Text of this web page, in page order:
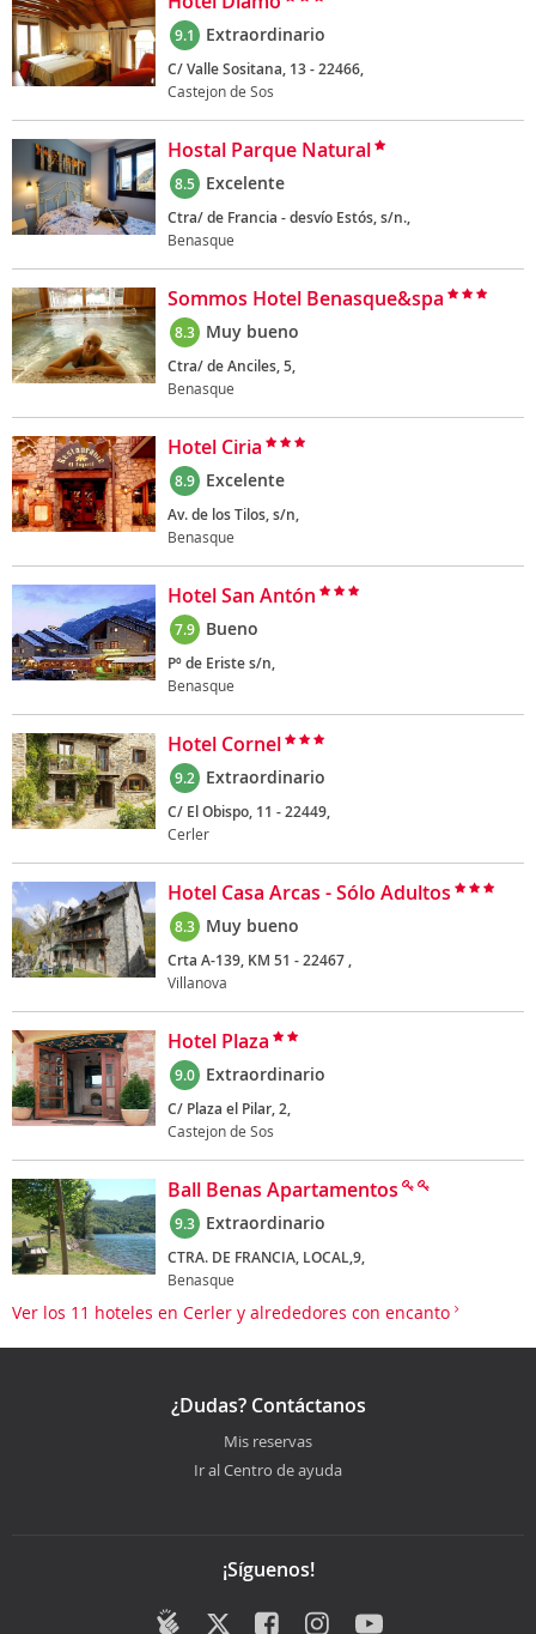
9.1 Extraordinario
C/ Valle Sositana, 13 - 22466,
Castejon de Sos
Hostal Parque Natural
8.5 Excelente
Ctra/ de Francia - desvío Estós, s/n.,
Benasque
Sommos Hotel Benasque&spa
8.3 Muy bueno
Ctra/ de Anciles, 5,
Benasque
Hotel Ciria
8.9 Excelente
Av. de los Tilos, s/n,
Benasque
Hotel San Antón
7.9 Bueno
Pº de Eriste s/n,
Benasque
Hotel Cornel
9.2 Extraordinario
C/ El Obispo, 11 - 22449,
Cerler
Hotel Casa Arcas - Sólo Adultos
8.3 Muy bueno
Crta A-139, KM 51 - 22467 ,
Villanova
Hotel Plaza
9.0 Extraordinario
C/ Plaza el Pilar, 2,
Castejon de Sos
Ball Benas Apartamentos
9.3 Extraordinario
CTRA. DE FRANCIA, LOCAL,9,
Benasque
Ver los 11 hoteles en Cerler y alrededores con encanto
¿Dudas? Contáctanos
Mis reservas
Ir al Centro de ayuda
¡Síguenos!